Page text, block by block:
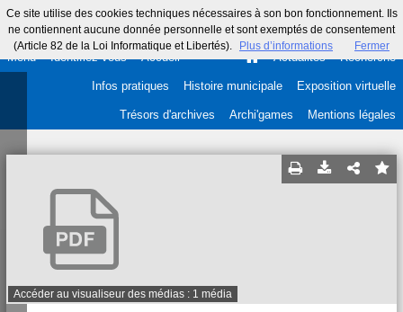
Ce site utilise des cookies techniques nécessaires à son bon fonctionnement. Ils
ne contiennent aucune donnée personnelle et sont exemptés de consentement
(Article 82 de la Loi Informatique et Libertés).
Plus d’informations Fermer
Menu Identifiez-vous Accueil Actualités Recherche
Infos pratiques Histoire municipale Exposition virtuelle
Trésors d'archives Archi'games Mentions légales
Accéder au visualiseur des médias : 1 média